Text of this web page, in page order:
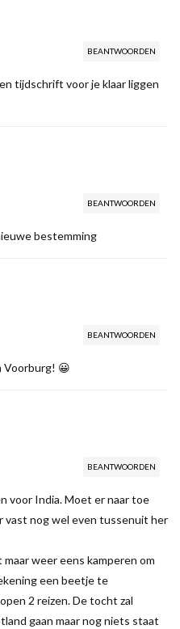
BEANTWOORDEN
tijdschrift voor je klaar liggen
BEANTWOORDEN
bestemming
BEANTWOORDEN
Voorburg! 😀
BEANTWOORDEN
voor India. Moet er naar toe
vast nog wel even tussenuit her
weer eens kamperen om
een beetje te
2 reizen. De tocht zal
gaan maar nog niets staat